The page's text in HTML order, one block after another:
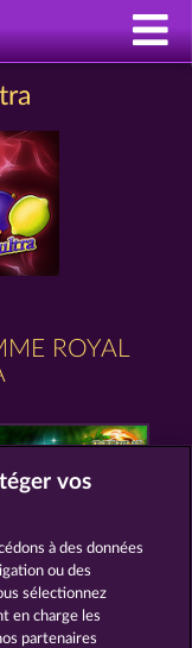
ROYAL
FRUITS ROAR
vos
à des données
ou des
sélectionnez
en charge les
partenaires